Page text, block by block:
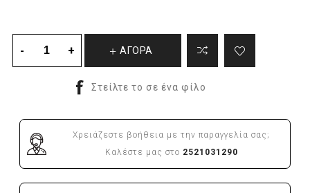
ΑΓΟΡΑ
Χρειάζεστε βοήθεια με την παραγγελία σας;
Καλέστε μας στο 2521031290